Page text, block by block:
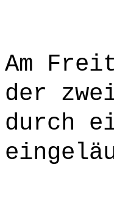
Am
der
durch